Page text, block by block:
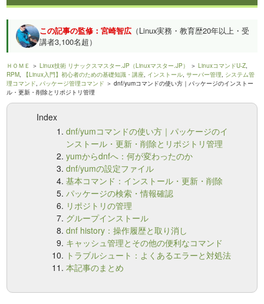
この記事の監修：宮崎智広 （Linux実務・教育歴20年以上・受
講者3,100名超）
ＨＯＭＥ ＞Linux技術 リナックスマスター.JP（Linuxマスター.JP） ＞LinuxコマンドU-Z,
RPM, 【Linux入門】初心者のための基礎知識・講座, インストール,サーバー管理, システム管
理コマンド,パッケージ管理コマンド ＞ dnf/yumコマンドの使い方｜パッケージのインストー
ル・更新・削除とリポジトリ管理
Index
dnf/yumコマンドの使い方｜パッケージのイ
ンストール・更新・削除とリポジトリ管理
yumからdnfへ：何が変わったのか
dnf/yumの設定ファイル
基本コマンド：インストール・更新・削除
パッケージの検索・情報確認
リポジトリの管理
グループインストール
dnf history：操作履歴と取り消し
キャッシュ管理とその他の便利なコマンド
トラブルシュート：よくあるエラーと対処法
本記事のまとめ